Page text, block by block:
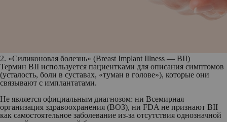
2. «Силиконовая болезнь» (Breast Implant Illness — BII)
Термин BII используется пациентками для описания симптомов
(усталость, боли в суставах, «туман в голове»), которые они
связывают с имплантатами.
Не является официальным диагнозом: ни Всемирная
организация здравоохранения (ВОЗ), ни FDA не признают BII
как самостоятельное заболевание из-за отсутствия однозначной